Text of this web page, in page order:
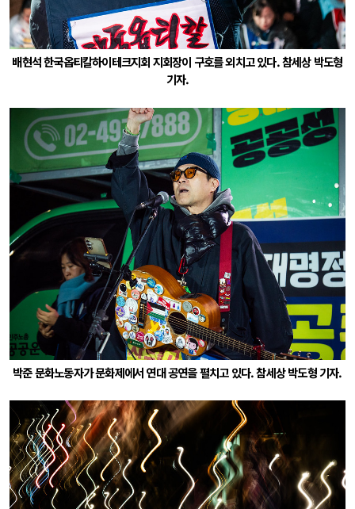
배현석 한국옵티칼하이테크지회 지회장이 구호를 외치고 있다. 참세상 박도형
기자.
박준 문화노동자가 문화제에서 연대 공연을 펼치고 있다. 참세상 박도형 기자.